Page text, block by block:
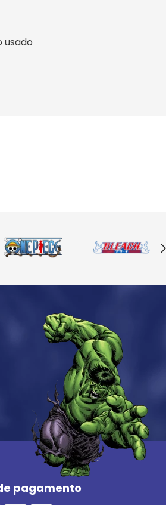
usado
pagamento